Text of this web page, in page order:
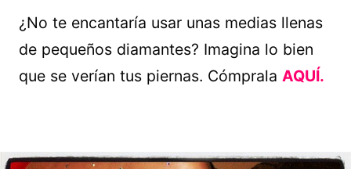
¿No te encantaría usar unas medias llenas
de pequeños diamantes? Imagina lo bien
que se verían tus piernas. Cómprala AQUÍ.